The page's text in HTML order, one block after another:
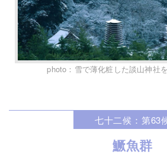
photo：雪で薄化粧した談山神社
七十二候：第63
鱖魚群